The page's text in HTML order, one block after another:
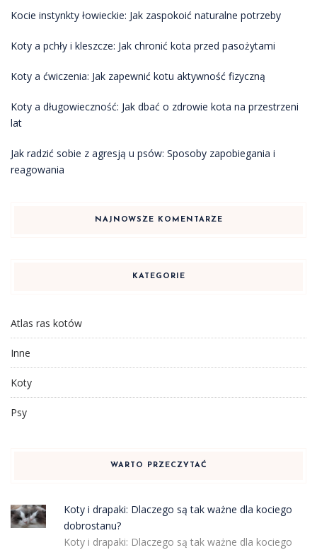
Kocie instynkty łowieckie: Jak zaspokoić naturalne potrzeby
Koty a pchły i kleszcze: Jak chronić kota przed pasożytami
Koty a ćwiczenia: Jak zapewnić kotu aktywność fizyczną
Koty a długowieczność: Jak dbać o zdrowie kota na przestrzeni
lat
Jak radzić sobie z agresją u psów: Sposoby zapobiegania i
reagowania
NAJNOWSZE KOMENTARZE
KATEGORIE
Atlas ras kotów
Inne
Koty
Psy
WARTO PRZECZYTAĆ
Koty i drapaki: Dlaczego są tak ważne dla kociego
dobrostanu?
Koty i drapaki: Dlaczego są tak ważne dla kociego